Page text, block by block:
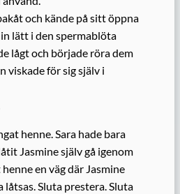
och kände på sitt öppna
lätt i den spermablöta
lågt och började röra dem
viskade för sig själv i
henne. Sara hade bara
Jasmine själv gå igenom
en väg där Jasmine
Sluta prestera. Sluta